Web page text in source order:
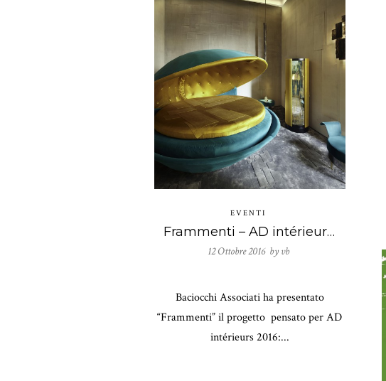
EVENTI
Frammenti – AD intérieurs 2016
12 Ottobre 2016 by vb
Baciocchi Associati ha presentato
“Frammenti” il progetto pensato per AD
intérieurs 2016:...